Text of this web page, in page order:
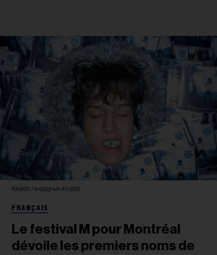
Kinji00 / Instagram Kinji00
FRANÇAIS
Le festival M pour Montréal
dévoile les premiers noms de